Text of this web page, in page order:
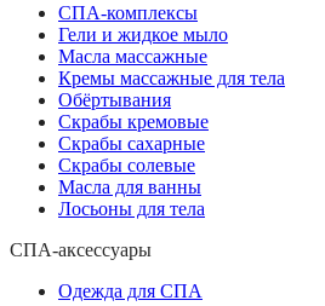
СПА-комплексы
Гели и жидкое мыло
Масла массажные
Кремы массажные для тела
Обёртывания
Скрабы кремовые
Скрабы сахарные
Скрабы солевые
Масла для ванны
Лосьоны для тела
СПА-аксессуары
Одежда для СПА